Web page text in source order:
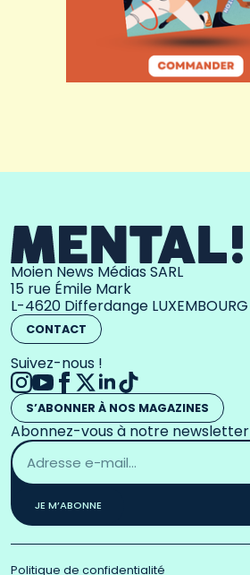
Moien News Médias SARL
15 rue Émile Mark
L-4620 Differdange LUXEMBOURG
CONTACT
Suivez-nous !
S’ABONNER À NOS MAGAZINES
Abonnez-vous à notre newsletter
Adresse
email
*
JE M’ABONNE
Politique de confidentialité